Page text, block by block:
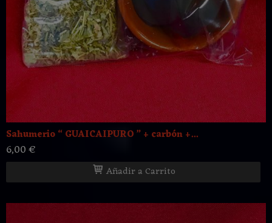
Sahumerio “ GUAICAIPURO ” + carbón +...
6,00 €
Añadir a Carrito